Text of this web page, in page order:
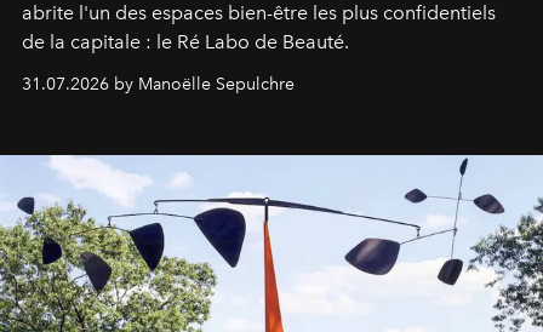
abrite l'un des espaces bien-être les plus confidentiels
de la capitale : le Ré Labo de Beauté.
31.07.2026 by Manoëlle Sepulchre